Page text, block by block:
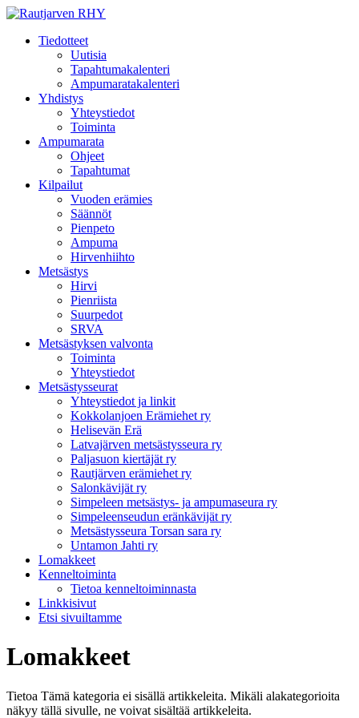
Tiedotteet
Uutisia
Tapahtumakalenteri
Ampumaratakalenteri
Yhdistys
Yhteystiedot
Toiminta
Ampumarata
Ohjeet
Tapahtumat
Kilpailut
Vuoden erämies
Säännöt
Pienpeto
Ampuma
Hirvenhiihto
Metsästys
Hirvi
Pienriista
Suurpedot
SRVA
Metsästyksen valvonta
Toiminta
Yhteystiedot
Metsästysseurat
Yhteystiedot ja linkit
Kokkolanjoen Erämiehet ry
Helisevän Erä
Latvajärven metsästysseura ry
Paljasuon kiertäjät ry
Rautjärven erämiehet ry
Salonkävijät ry
Simpeleen metsästys- ja ampumaseura ry
Simpeleenseudun eränkävijät ry
Metsästysseura Torsan sara ry
Untamon Jahti ry
Lomakkeet
Kenneltoiminta
Tietoa kenneltoiminnasta
Linkkisivut
Etsi sivuiltamme
Lomakkeet
Tietoa Tämä kategoria ei sisällä artikkeleita. Mikäli alakategorioita
näkyy tällä sivulle, ne voivat sisältää artikkeleita.